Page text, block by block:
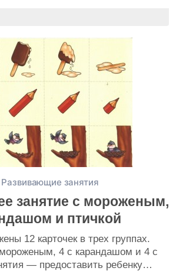
Развивающие занятия
занятие с мороженым,
и птичкой
12 карточек в трех группах.
4 с карандашом и 4 с
— предоставить ребенку…